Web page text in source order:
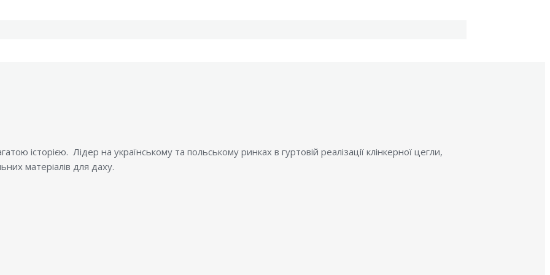
історією. Лідер на українському та польському ринках в гуртовій реалізації клінкерної цегли,
матеріалів для даху.